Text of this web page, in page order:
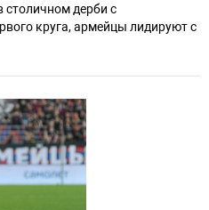
дерби с
круга, армейцы лидируют с